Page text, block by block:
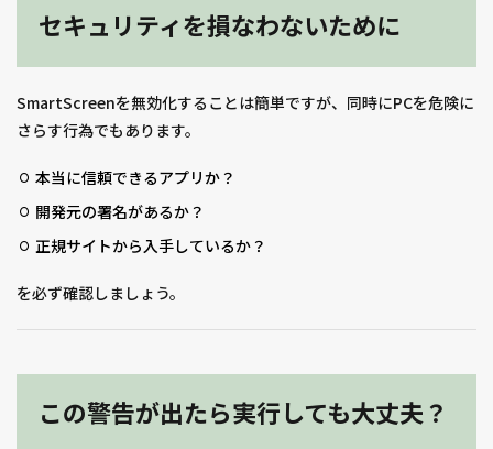
セキュリティを損なわないために
SmartScreenを無効化することは簡単ですが、同時にPCを危険に
さらす行為でもあります。
本当に信頼できるアプリか？
開発元の署名があるか？
正規サイトから入手しているか？
を必ず確認しましょう。
この警告が出たら実行しても大丈夫？